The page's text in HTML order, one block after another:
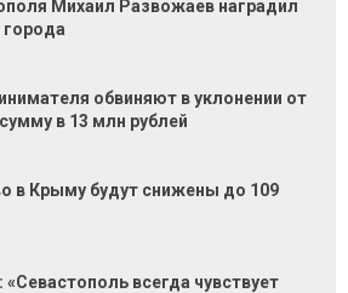
Михаил Развожаев наградил
города
обвиняют в уклонении от
в 13 млн рублей
в Крыму будут снижены до 109
всегда чувствует